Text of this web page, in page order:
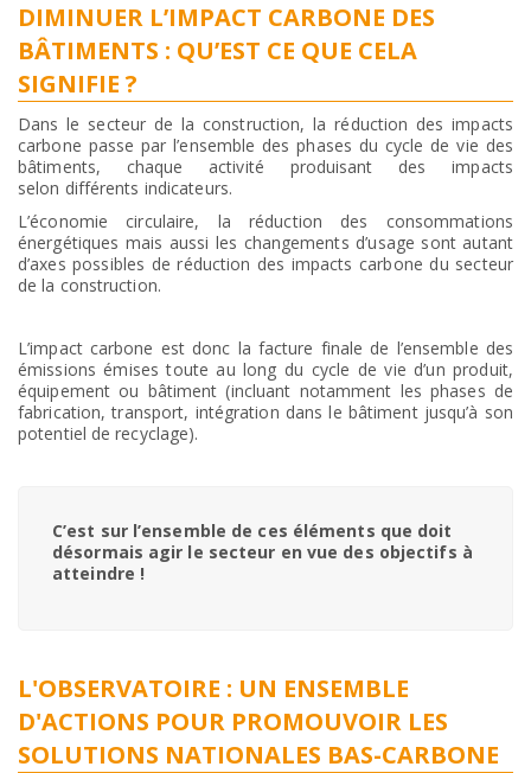
DIMINUER L’IMPACT CARBONE DES
BÂTIMENTS : QU’EST CE QUE CELA
SIGNIFIE ?
Dans le secteur de la construction, la réduction des impacts
carbone passe par l’ensemble des phases du cycle de vie des
bâtiments, chaque activité produisant des impacts
selon différents indicateurs.
L’économie circulaire, la réduction des consommations
énergétiques mais aussi les changements d’usage sont autant
d’axes possibles de réduction des impacts carbone du secteur
de la construction.
L’impact carbone est donc la facture finale de l’ensemble des
émissions émises toute au long du cycle de vie d’un produit,
équipement ou bâtiment (incluant notamment les phases de
fabrication, transport, intégration dans le bâtiment jusqu’à son
potentiel de recyclage).
C’est sur l’ensemble de ces éléments que doit
désormais agir le secteur en vue des objectifs à
atteindre !
L'OBSERVATOIRE : UN ENSEMBLE
D'ACTIONS POUR PROMOUVOIR LES
SOLUTIONS NATIONALES BAS-CARBONE